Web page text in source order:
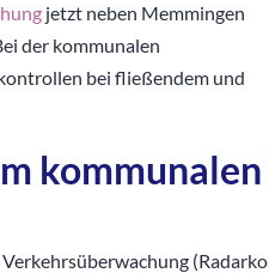
jetzt neben Memmingen
der kommunalen
bei fließendem und